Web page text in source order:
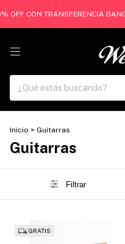
TRANSFERENCIA BANCARIA
Inicio > Guitarras
Guitarras
Filtrar
GRATIS